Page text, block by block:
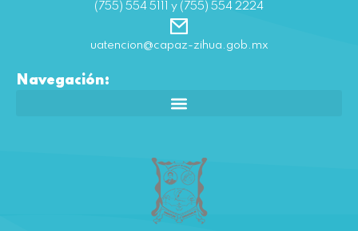
(755) 554 5111 y (755) 554 2224
uatencion@capaz-zihua.gob.mx
Navegación: